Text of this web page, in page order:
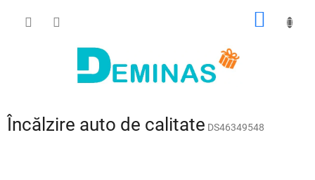
COŞ
Încălzire auto de calitate DS46349548